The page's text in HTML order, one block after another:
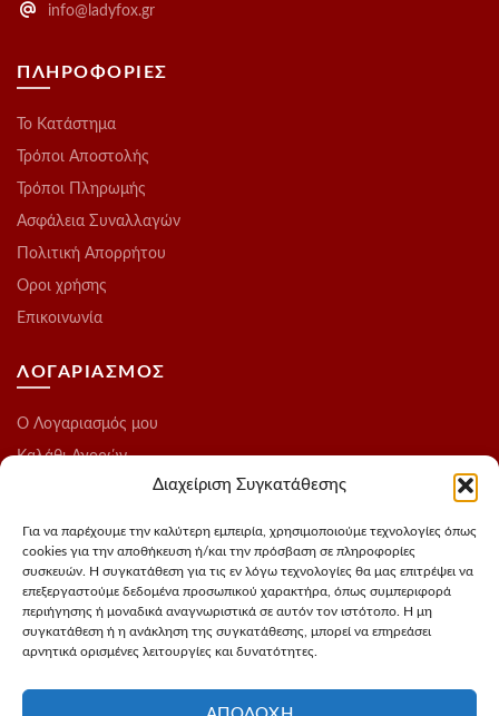
Διαχείριση Συγκατάθεσης
Για να παρέχουμε την καλύτερη εμπειρία, χρησιμοποιούμε τεχνολογίες όπως
cookies για την αποθήκευση ή/και την πρόσβαση σε πληροφορίες
συσκευών. Η συγκατάθεση για τις εν λόγω τεχνολογίες θα μας επιτρέψει να
επεξεργαστούμε δεδομένα προσωπικού χαρακτήρα, όπως συμπεριφορά
περιήγησης ή μοναδικά αναγνωριστικά σε αυτόν τον ιστότοπο. Η μη
συγκατάθεση ή η ανάκληση της συγκατάθεσης, μπορεί να επηρεάσει
αρνητικά ορισμένες λειτουργίες και δυνατότητες.
info@ladyfox.gr
ΠΛΗΡΟΦΟΡΙΕΣ
Το Kατάστημα
Τρόποι Αποστολής
Τρόποι Πληρωμής
Ασφάλεια Συναλλαγών
Πολιτική Απορρήτου
Οροι χρήσης
Επικοινωνία
ΛΟΓΑΡΙΑΣΜΟΣ
O Λογαριασμός μου
Καλάθι Αγορών
Ολοκλήρωση Παραγγελίας
Blog
ΑΚΟΛΟΥΘΗΣΤΕ ΜΑΣ
Instagram
FaceBook